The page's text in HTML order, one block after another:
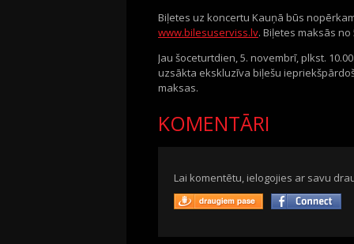
Biļetes uz koncertu Kauņā būs
www.bilesuserviss.lv. Biļetes maksās no
Jau šoceturtdien, 5. novembrī, plkst.
uzsākta ekskluzīva biļešu
maksas.
KOMENTĀRI
Lai komentētu, ielogojies ar savu